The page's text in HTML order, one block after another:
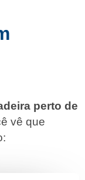
perto de
vê que